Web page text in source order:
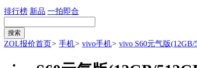
排行榜 新品 一拍即合
ZOL报价首页> 手机> vivo手机> vivo S60元气版(12GB/